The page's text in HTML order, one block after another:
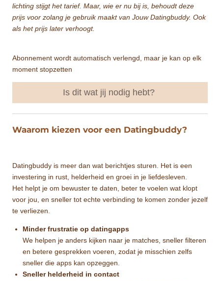
lichting stijgt het tarief. Maar, wie er nu bij is, behoudt deze
prijs voor zolang je gebruik maakt van Jouw Datingbuddy. Ook
als het prijs later verhoogt.
Abonnement wordt automatisch verlengd, maar je kan op elk
moment stopzetten
Is dit wat jij nodig hebt?
Waarom kiezen voor een Datingbuddy?
Datingbuddy is meer dan wat berichtjes sturen. Het is een
investering in rust, helderheid en groei in je liefdesleven.
Het helpt je om bewuster te daten, beter te voelen wat klopt
voor jou, en sneller tot echte verbinding te komen zonder jezelf
te verliezen.
Minder frustratie op datingapps
We helpen je anders kijken naar je matches, sneller filteren
en betere gesprekken voeren, zodat je misschien zelfs
sneller die apps kan opzeggen.
Sneller helderheid in contact